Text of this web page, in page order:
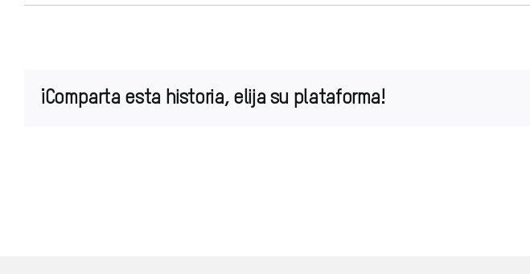
¡Comparta esta historia, elija su plataforma!